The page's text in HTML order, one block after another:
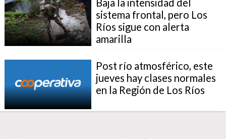
Baja la intensidad del
sistema frontal, pero Los
Ríos sigue con alerta
amarilla
Post río atmosférico, este
jueves hay clases normales
en la Región de Los Ríos